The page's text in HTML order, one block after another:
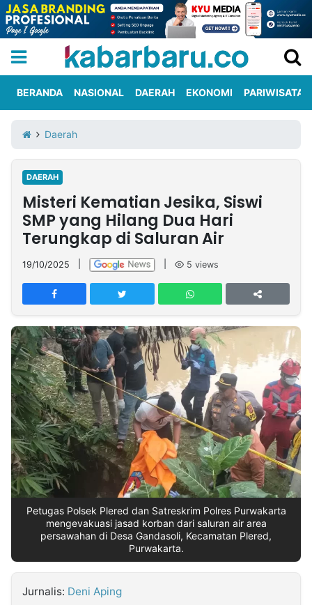
Iklan
Berita
Kami
Nasional
International
Olahraga
Entertainment
Daerah
Pariwisata
Kuliner
Kolom
Network
PT
TREETAN
INDONESIA
Partner
Insight
NTB
Suara
Time
Lens
IDN
Daily
Jogja
Jalan
Rakyat
Idealita
News
Kita
Notice
Dinamikapost.com
Radar
Baru
Seedbacklink
Follow
Kabarbaru
BERANDA NASIONAL DAERAH EKONOMI PARIWISATA
Daerah
DAERAH
Misteri Kematian Jesika, Siswi
SMP yang Hilang Dua Hari
Terungkap di Saluran Air
19/10/2025 5 views
Petugas Polsek Plered dan Satreskrim Polres Purwakarta
mengevakuasi jasad korban dari saluran air area
persawahan di Desa Gandasoli, Kecamatan Plered,
Purwakarta.
Jurnalis: Deni Aping